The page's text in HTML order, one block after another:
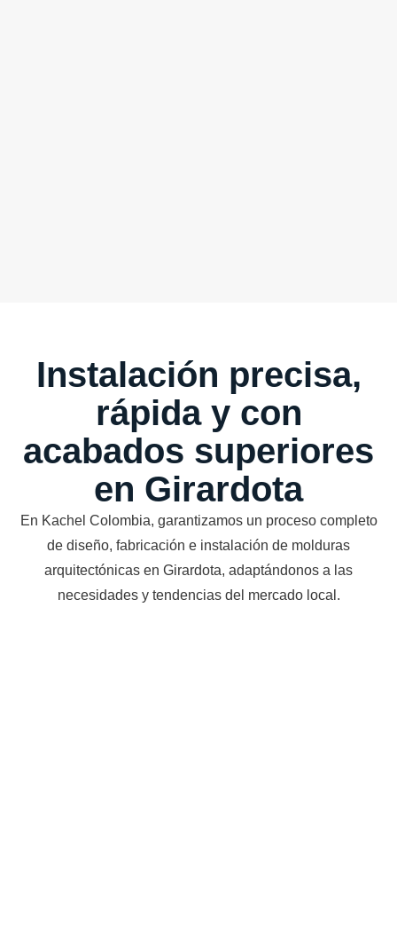
Instalación precisa,
rápida y con
acabados superiores
en Girardota
En Kachel Colombia, garantizamos un proceso completo
de diseño, fabricación e instalación de molduras
arquitectónicas en Girardota, adaptándonos a las
necesidades y tendencias del mercado local.